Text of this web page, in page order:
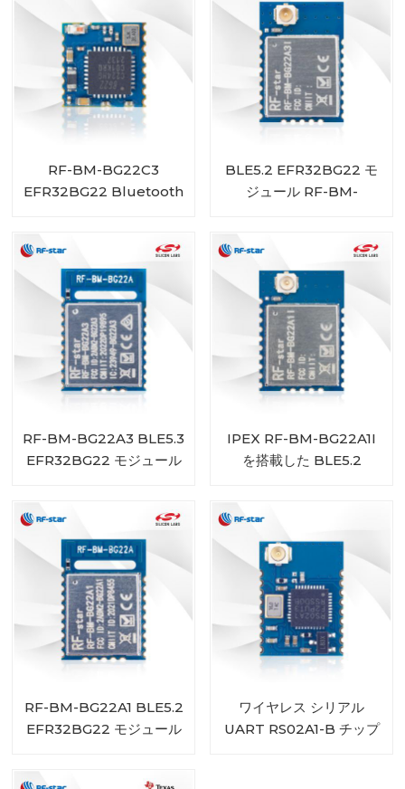
RF-BM-BG22C3
EFR32BG22 Bluetooth
BLE5.2 EFR32BG22 モ
ジュール RF-BM-
RF-BM-BG22A3 BLE5.3
EFR32BG22 モジュール
IPEX RF-BM-BG22A1I
を搭載した BLE5.2
RF-BM-BG22A1 BLE5.2
EFR32BG22 モジュール
ワイヤレス シリアル
UART RS02A1-B チップ